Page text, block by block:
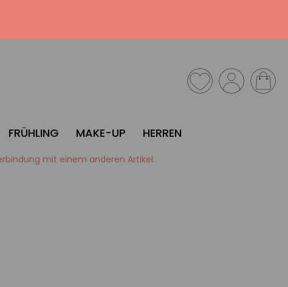
FRÜHLING MAKE-UP HERREN
mit einem anderen Artikel.